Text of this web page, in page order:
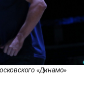
«Динамо»